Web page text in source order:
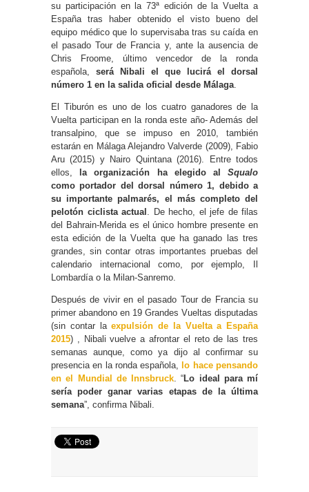
su participación en la 73ª edición de la Vuelta a
España tras haber obtenido el visto bueno del
equipo médico que lo supervisaba tras su caída en
el pasado Tour de Francia y, ante la ausencia de
Chris Froome, último vencedor de la ronda
española, será Nibali el que lucirá el dorsal
número 1 en la salida oficial desde Málaga.
El Tiburón es uno de los cuatro ganadores de la
Vuelta participan en la ronda este año- Además del
transalpino, que se impuso en 2010, también
estarán en Málaga Alejandro Valverde (2009), Fabio
Aru (2015) y Nairo Quintana (2016). Entre todos
ellos,
la organización ha elegido alSqualo
como portador del dorsal número 1, debido a
su importante palmarés, el más completo del
pelotón ciclista actual . De hecho, el jefe de filas
del Bahrain-Merida es el único hombre presente en
esta edición de la Vuelta que ha ganado las tres
grandes, sin contar otras importantes pruebas del
calendario internacional como, por ejemplo, Il
Lombardía o la Milan-Sanremo.
Después de vivir en el pasado Tour de Francia su
primer abandono en 19 Grandes Vueltas disputadas
(sin contar laexpulsión de la Vuelta a España
2015) , Nibali vuelve a afrontar el reto de las tres
semanas aunque, como ya dijo al confirmar su
presencia en la ronda española, lo hace pensando
en el Mundial de Innsbruck. “Lo ideal para mí
sería poder ganar varias etapas de la última
semana”, confirma Nibali.